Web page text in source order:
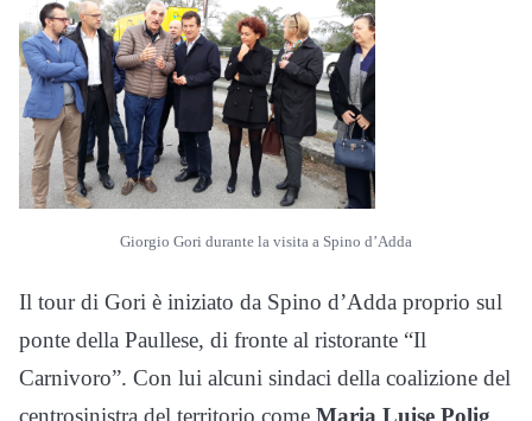
Giorgio Gori durante la visita a Spino d’Adda
Il tour di Gori è iniziato da Spino d’Adda proprio sul
ponte della Paullese, di fronte al ristorante “Il
Carnivoro”. Con lui alcuni sindaci della coalizione del
centrosinistra del territorio come Maria Luise Polig,